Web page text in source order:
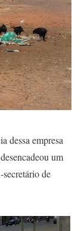
dessa empresa
um
de